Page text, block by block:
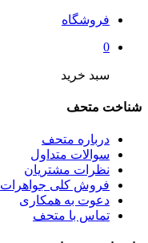
فروشگاه
0
سبد خرید
شناخت متحف
درباره متحف
سوالات متداول
نظرات مشتریان
فروش کلی جواهرات
دعوت به همکاری
تماس با متحف